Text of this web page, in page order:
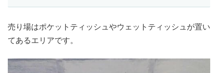
売り場はポケットティッシュやウェットティッシュが置い
てあるエリアです。